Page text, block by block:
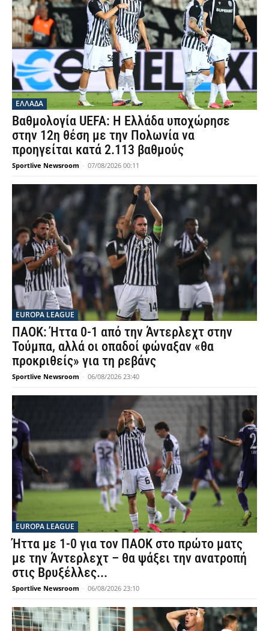
ΕΛΛΑΔΑ
Βαθμολογία UEFA: Η Ελλάδα υποχώρησε
στην 12η θέση με την Πολωνία να
προηγείται κατά 2.113 βαθμούς
Sportlive Newsroom - 07/08/2026 00:11
EUROPA LEAGUE
ΠΑΟΚ: Ήττα 0-1 από την Άντερλεχτ στην
Τούμπα, αλλά οι οπαδοί φώναξαν «θα
προκριθείς» για τη ρεβάνς
Sportlive Newsroom - 06/08/2026 23:40
EUROPA LEAGUE
Ήττα με 1-0 για τον ΠΑΟΚ στο πρώτο ματς
με την Άντερλεχτ – θα ψάξει την ανατροπή
στις Βρυξέλλες...
Sportlive Newsroom - 06/08/2026 23:10